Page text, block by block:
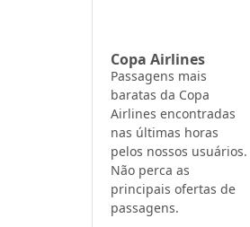
Copa Airlines
Passagens mais
baratas da Copa
Airlines encontradas
nas últimas horas
pelos nossos usuários.
Não perca as
principais ofertas de
passagens.